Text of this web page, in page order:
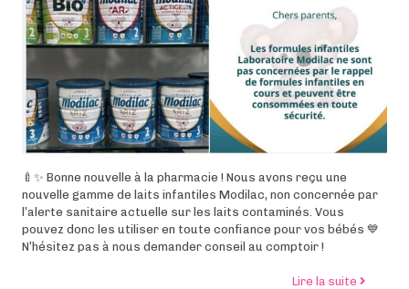
🍼✨ Bonne nouvelle à la pharmacie ! Nous avons reçu une
nouvelle gamme de laits infantiles Modilac, non concernée par
l’alerte sanitaire actuelle sur les laits contaminés. Vous
pouvez donc les utiliser en toute confiance pour vos bébés 💙
N’hésitez pas à nous demander conseil au comptoir !
Lire la suite de